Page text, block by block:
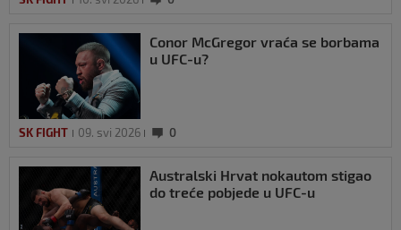
Conor McGregor vraća se borbama
u UFC-u?
SK FIGHT 09. svi 2026 0
Australski Hrvat nokautom stigao
do treće pobjede u UFC-u